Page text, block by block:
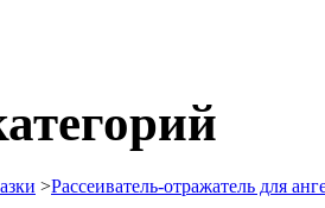
>Рассеиватель-отражатель для